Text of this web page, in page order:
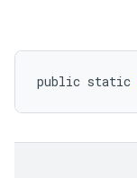
public static